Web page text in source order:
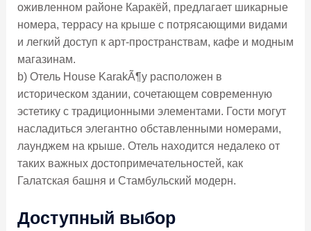
оживленном районе Каракёй, предлагает шикарные
номера, террасу на крыше с потрясающими видами
и легкий доступ к арт-пространствам, кафе и модным
магазинам.
b) Отель House KarakÃ¶y расположен в
историческом здании, сочетающем современную
эстетику с традиционными элементами. Гости могут
насладиться элегантно обставленными номерами,
лаунджем на крыше. Отель находится недалеко от
таких важных достопримечательностей, как
Галатская башня и Стамбульский модерн.
Доступный выбор